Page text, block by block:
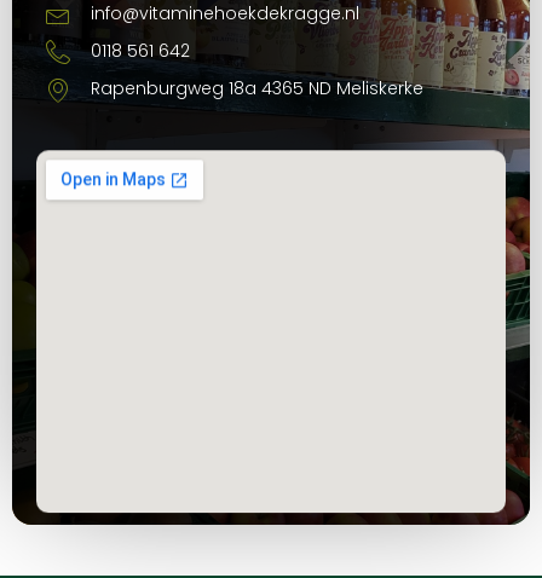
info@vitaminehoekdekragge.nl
0118 561 642
Rapenburgweg 18a 4365 ND Meliskerke